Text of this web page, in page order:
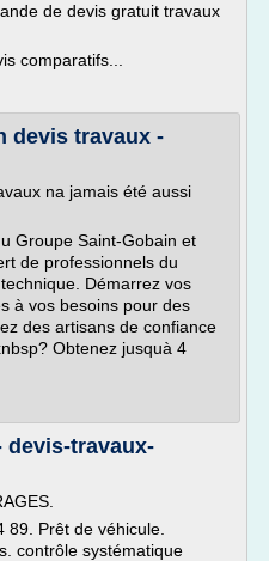
de devis gratuit travaux
comparatifs...
devis travaux -
na jamais été aussi
Groupe Saint-Gobain et
de professionnels du
Démarrez vos
à vos besoins pour des
des artisans de confiance
Obtenez jusquà 4
devis-travaux-
89. Prêt de véhicule.
contrôle systématique